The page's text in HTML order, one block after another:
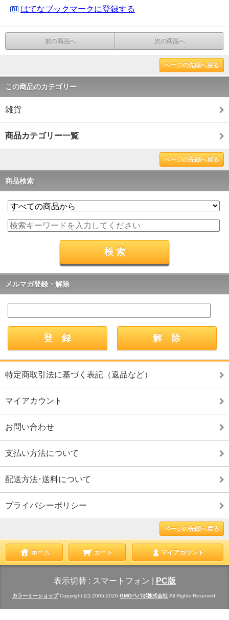
はてなブックマークに登録する
前の商品へ 次の商品へ
ページの先頭へ戻る
この商品のカテゴリー
雑貨
商品カテゴリー一覧
ページの先頭へ戻る
商品検索
メルマガ登録・解除
特定商取引法に基づく表記（返品など）
マイアカウント
お問い合わせ
支払い方法について
配送方法･送料について
プライバシーポリシー
ページの先頭へ戻る
ホーム カート マイアカウント
表示切替 : スマートフォン PC版
カラーミーショップCopyright (C) 2005-2026 GMOペパボ株式会社 All Rights Reserved.